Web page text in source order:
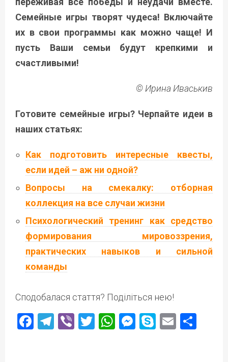
Семейные игры творят чудеса! Включайте
их в свои программы как можно чаще! И
пусть Ваши семьи будут крепкими и
счастливыми!
© Ирина Иваськив
Готовите семейные игры? Черпайте идеи в
наших статьях:
Как подготовить интересные квесты,
если идей – аж ни одной?
Вопросы на смекалку: отборная
коллекция на все случаи жизни
Психологический тренинг как средство
формирования мировоззрения,
практических навыков и сильной
команды
Сподобалася стаття? Поділіться нею!
Facebook
Telegram
ViberTwitter
WhatsApp
Messenger
Skype
Email